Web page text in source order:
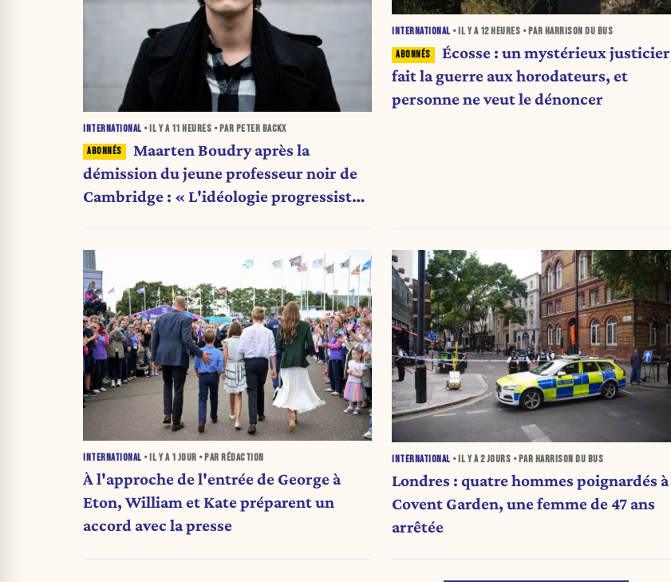
INTERNATIONAL • IL Y A 11 HEURES • PAR PETER BACKX
Maarten Boudry après la
démission du jeune professeur noir de
Cambridge : « L'idéologie progressiste a
INTERNATIONAL • IL Y A 12 HEURES • PAR HARRISON DU BUS
Écosse : un mystérieux justicier
fait la guerre aux horodateurs, et
personne ne veut le dénoncer
INTERNATIONAL • IL Y A 1 JOUR • PAR RÉDACTION
À l'approche de l'entrée de George à
Eton, William et Kate préparent un
accord avec la presse
INTERNATIONAL • IL Y A2 JOURS • PAR HARRISON DU BUS
Londres : quatre hommes poignardés à
Covent Garden, une femme de 47 ans
arrêtée